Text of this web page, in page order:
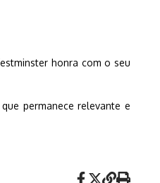
honra com o seu
permanece relevante e